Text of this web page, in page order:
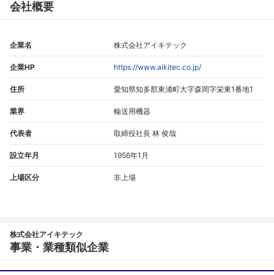
会社概要
企業名 株式会社アイキテック
企業HP https://www.aikitec.co.jp/
住所 愛知県知多郡東浦町大字森岡字栄東1番地1
業界 輸送用機器
代表者 取締役社長 林 俊哉
設立年月 1956年1月
上場区分 非上場
株式会社アイキテック
事業・業種類似企業